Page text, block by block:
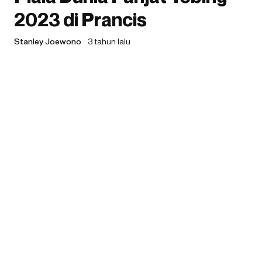
2023 di Prancis
Stanley Joewono 3 tahun lalu